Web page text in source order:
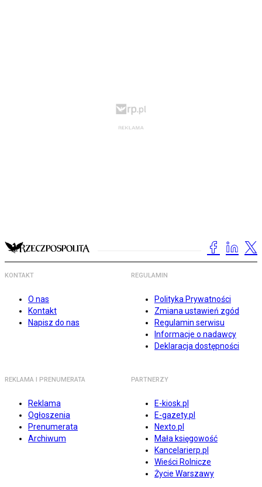
KONTAKT
O nas
Kontakt
Napisz do nas
REGULAMIN
Polityka Prywatności
Zmiana ustawień zgód
Regulamin serwisu
Informacje o nadawcy
Deklaracja dostępności
REKLAMA I PRENUMERATA
Reklama
Ogłoszenia
Prenumerata
Archiwum
PARTNERZY
E-kiosk.pl
E-gazety.pl
Nexto.pl
Mała księgowość
Kancelarierp.pl
Wieści Rolnicze
Życie Warszawy